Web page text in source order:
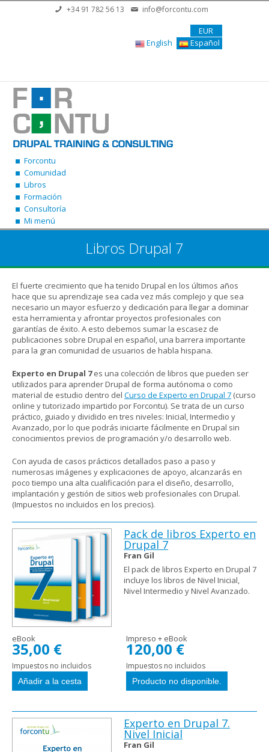
Pasar al contenido principal
+34 91 782 56 13 info@forcontu.com
EUR
English
Español
Forcontu
Comunidad
Libros
Formación
Consultoría
Mi menú
Libros Drupal 7
El fuerte crecimiento que ha tenido Drupal en los últimos años
hace que su aprendizaje sea cada vez más complejo y que sea
necesario un mayor esfuerzo y dedicación para llegar a dominar
esta herramienta y afrontar proyectos profesionales con
garantías de éxito. A esto debemos sumar la escasez de
publicaciones sobre Drupal en español, una barrera importante
para la gran comunidad de usuarios de habla hispana.
Experto en Drupal 7es una colección de libros que pueden ser
utilizados para aprender Drupal de forma autónoma o como
material de estudio dentro del Curso de Experto en Drupal 7 (curso
online y tutorizado impartido por Forcontu). Se trata de un curso
práctico, guiado y dividido en tres niveles: Inicial, Intermedio y
Avanzado, por lo que podrás iniciarte fácilmente en Drupal sin
conocimientos previos de programación y/o desarrollo web.
Con ayuda de casos prácticos detallados paso a paso y
numerosas imágenes y explicaciones de apoyo, alcanzarás en
poco tiempo una alta cualificación para el diseño, desarrollo,
implantación y gestión de sitios web profesionales con Drupal.
(Impuestos no incluidos en los precios).
Pack de libros Experto en
Drupal 7
Fran Gil
El pack de libros Experto en Drupal 7
incluye los libros de Nivel Inicial,
Nivel Intermedio y Nivel Avanzado.
eBook
35,00 €
Impuestos no incluidos
Impreso + eBook
120,00 €
Impuestos no incluidos
Experto en Drupal 7.
Nivel Inicial
Fran Gil